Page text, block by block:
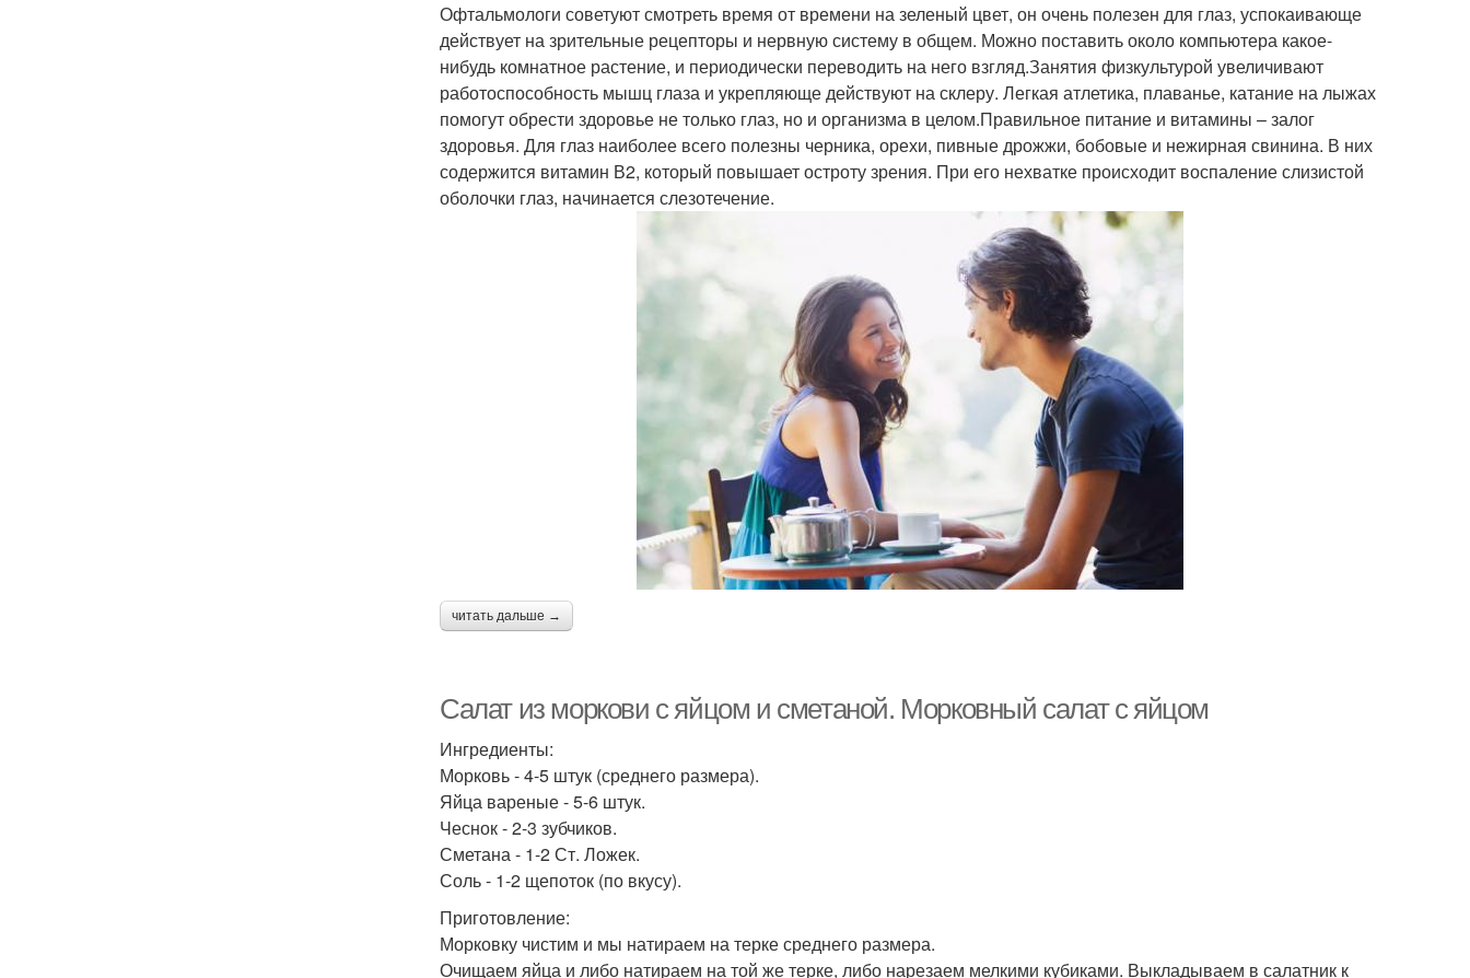
Офтальмологи советуют смотреть время от времени на зеленый цвет, он очень полезен для глаз, успокаивающе
действует на зрительные рецепторы и нервную систему в общем. Можно поставить около компьютера какое-
нибудь комнатное растение, и периодически переводить на него взгляд.Занятия физкультурой увеличивают
работоспособность мышц глаза и укрепляюще действуют на склеру. Легкая атлетика, плаванье, катание на лыжах
помогут обрести здоровье не только глаз, но и организма в целом.Правильное питание и витамины – залог
здоровья. Для глаз наиболее всего полезны черника, орехи, пивные дрожжи, бобовые и нежирная свинина. В них
содержится витамин В2, который повышает остроту зрения. При его нехватке происходит воспаление слизистой
оболочки глаз, начинается слезотечение.
читать дальше →
Салат из моркови с яйцом и сметаной. Морковный салат с яйцом
Ингредиенты:
Морковь - 4-5 штук (среднего размера).
Яйца вареные - 5-6 штук.
Чеснок - 2-3 зубчиков.
Сметана - 1-2 Ст. Ложек.
Соль - 1-2 щепоток (по вкусу).
Приготовление:
Морковку чистим и мы натираем на терке среднего размера.
Очищаем яйца и либо натираем на той же терке, либо нарезаем мелкими кубиками. Выкладываем в салатник к